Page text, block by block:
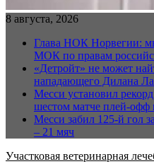
8 августа, 2026
Глава НОК Норвегии:
МОК по правам
«Детройт» не может
нападающего Дилана
Месси установил
шестом матче плей‑офф
Месси забил 125-й гол
– 21 мяч
Участковая ветеринарная